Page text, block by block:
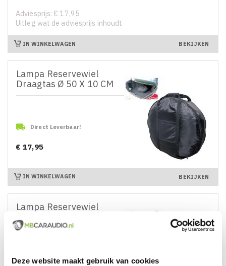
Deze website maakt gebruik van cookies
Adviesprijs: € 17,95
Uitleg wat de adviesprijs inhoudt
IN WINKELWAGEN BEKIJKEN
Lampa Reservewiel
Draagtas Ø 50 X 10 CM
 Direct Leverbaar!
Prijs
€ 17,95
IN WINKELWAGEN BEKIJKEN
Lampa Reservewiel
Draagtas Ø 58 X 10 CM
 Direct Leverbaar!